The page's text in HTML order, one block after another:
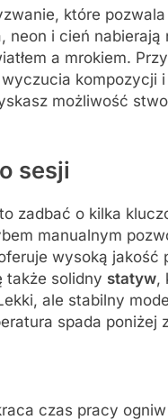
które
neon i cień nabierają
a mrokiem.
kompozycji
możliwość
sesji
zadbać o kilka
manualnym
wysoką jakość
także solidny statyw,
ale stabilny
spada poniżej
czas pracy ogniw